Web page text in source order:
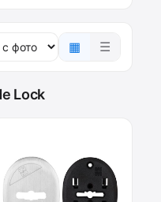
▦ ☰
Lock